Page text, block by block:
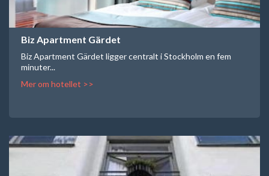
Biz Apartment Gärdet
Biz Apartment Gärdet ligger centralt i Stockholm en fem
minuter...
Mer om hotellet >>